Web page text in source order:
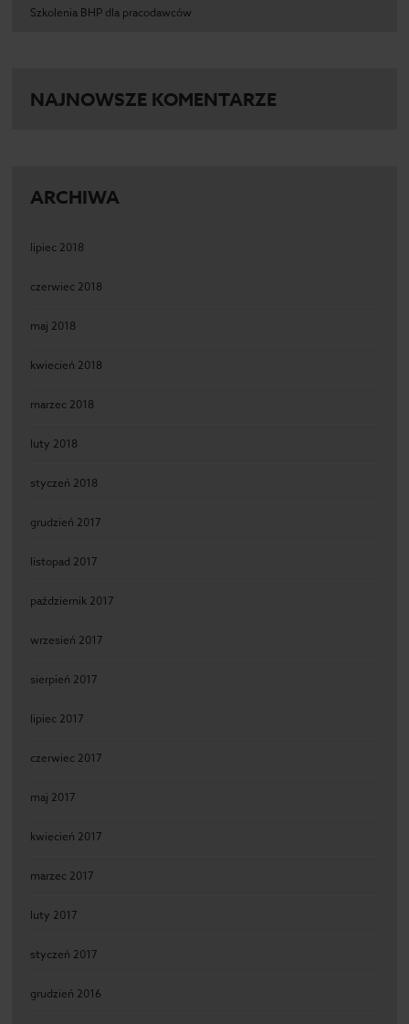
Szkolenia BHP dla pracodawców
NAJNOWSZE KOMENTARZE
ARCHIWA
lipiec 2018
czerwiec 2018
maj 2018
kwiecień 2018
marzec 2018
luty 2018
styczeń 2018
grudzień 2017
listopad 2017
październik 2017
wrzesień 2017
sierpień 2017
lipiec 2017
czerwiec 2017
maj 2017
kwiecień 2017
marzec 2017
luty 2017
styczeń 2017
grudzień 2016